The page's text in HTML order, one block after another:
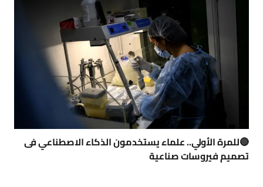
🔴للمرة الأولي.. علماء يستخدمون الذكاء الاصطناعي فى
تصميم فيروسات صناعية